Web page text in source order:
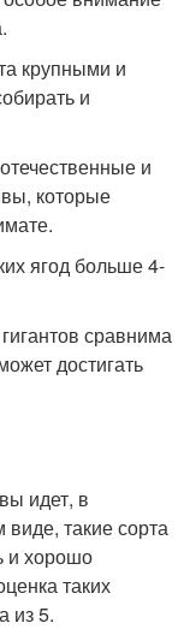
крупными и
и
и
которые
ягод больше 4-
сравнима
достигать
идет, в
такие сорта
и хорошо
таких
из 5.